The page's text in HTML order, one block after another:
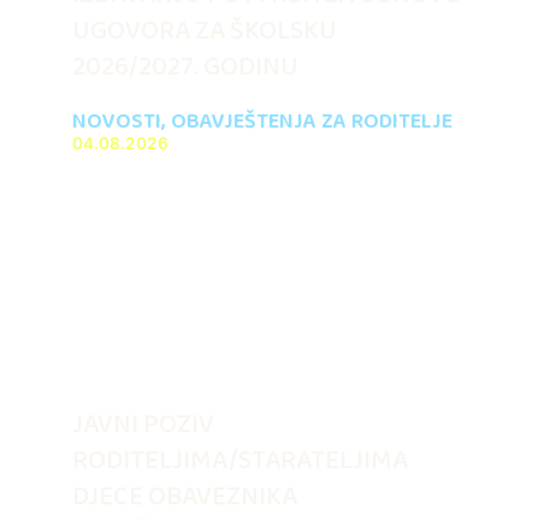
NOVOSTI, OBAVJEŠTENJA ZA RODITELJE
04.08.2026